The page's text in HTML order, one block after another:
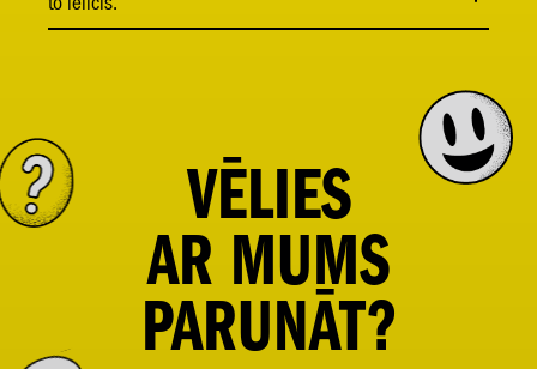
VĒLIES
AR MUMS
PARUNĀT?